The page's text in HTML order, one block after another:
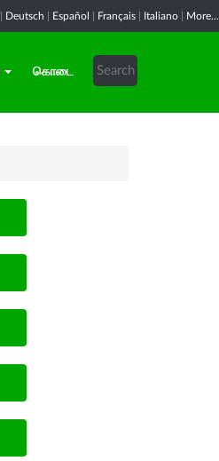
Deutsch Español Français Italiano More...
கொடை